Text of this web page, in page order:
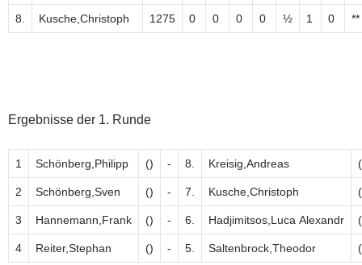
8. Kusche,Christoph 1275 0 0 0 0 ½ 1 0 **
Ergebnisse der 1. Runde
1 Schönberg,Philipp () - 8. Kreisig,Andreas
2 Schönberg,Sven () - 7. Kusche,Christoph
3 Hannemann,Frank () - 6. Hadjimitsos,Luca Alexandr
4 Reiter,Stephan () - 5. Saltenbrock,Theodor